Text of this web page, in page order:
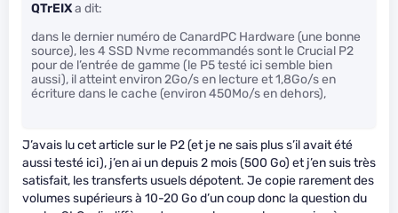
QTrEIXa dit:
dans le dernier numéro de CanardPC Hardware (une bonne
source), les 4 SSD Nvme recommandés sont le Crucial P2
pour de l’entrée de gamme (le P5 testé ici semble bien
aussi), il atteint environ 2Go/s en lecture et 1,8Go/s en
écriture dans le cache (environ 450Mo/s en dehors),
J’avais lu cet article sur le P2 (et je ne sais plus s’il avait été
aussi testé ici), j’en ai un depuis 2 mois (500 Go) et j’en suis très
satisfait, les transferts usuels dépotent. Je copie rarement des
volumes supérieurs à 10-20 Go d’un coup donc la question du